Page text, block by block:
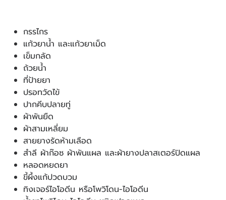
กรรไกร
แก้วยาน้ำ และแก้วยาเม็ด
เข็มกลัด
ถ้วยน้ำ
ที่ป้ายยา
ปรอทวัดไข้
ปากคีบปลายทู่
ผ้าพันยืด
ผ้าสามเหลี่ยม
สายยางรัดห้ามเลือด
สำลี ผ้าก๊อซ ผ้าพันแผล และผ้ายางปลาสเตอร์ปิดแผล
หลอดหยดยา
ขี้ผึ้งแก้ปวดบวม
ทิงเจอร์ไอโอดีน หรือโพวิโดน-ไอโอดีน